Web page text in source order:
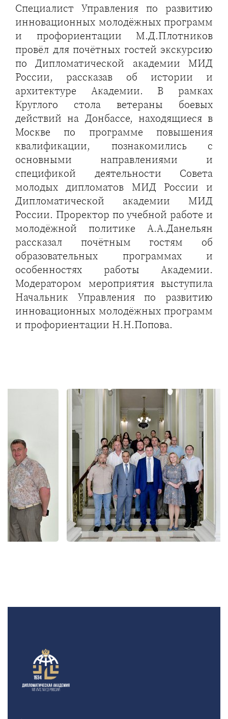
Специалист Управления по развитию
инновационных молодёжных программ
и профориентации М.Д.Плотников
провёл для почётных гостей экскурсию
по Дипломатической академии МИД
России, рассказав об истории и
архитектуре Академии. В рамках
Круглого стола ветераны боевых
действий на Донбассе, находящиеся в
Москве по программе повышения
квалификации, познакомились с
основными направлениями и
спецификой деятельности Совета
молодых дипломатов МИД России и
Дипломатической академии МИД
России. Проректор по учебной работе и
молодёжной политике А.А.Данельян
рассказал почётным гостям об
образовательных программах и
особенностях работы Академии.
Модератором мероприятия выступила
Начальник Управления по развитию
инновационных молодёжных программ
и профориентации Н.Н.Попова.